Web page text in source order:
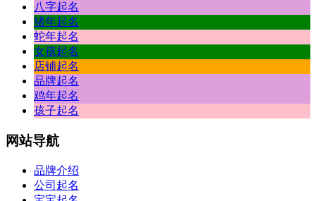
八字起名
猪年起名
蛇年起名
女孩起名
店铺起名
品牌起名
鸡年起名
孩子起名
网站导航
品牌介绍
公司起名